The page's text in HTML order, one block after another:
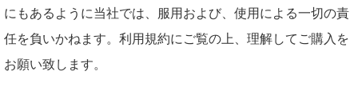
にもあるように当社では、服用および、使用による一切の責
任を負いかねます。利用規約にご覧の上、理解してご購入を
お願い致します。